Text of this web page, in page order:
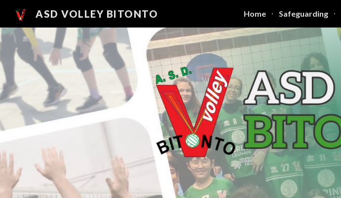
Skip to main content
ASD VOLLEY BITONTO Home Safeguarding